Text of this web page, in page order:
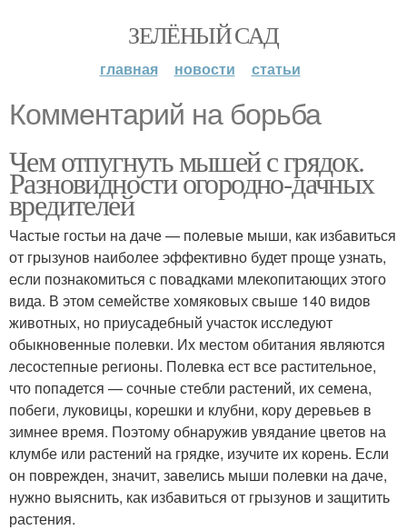
ЗЕЛЁНЫЙ САД
главная новости статьи
Комментарий на борьба
Чем отпугнуть мышей с грядок.
Разновидности огородно-дачных
вредителей
Частые гостьи на даче — полевые мыши, как избавиться
от грызунов наиболее эффективно будет проще узнать,
если познакомиться с повадками млекопитающих этого
вида. В этом семействе хомяковых свыше 140 видов
животных, но приусадебный участок исследуют
обыкновенные полевки. Их местом обитания являются
лесостепные регионы. Полевка ест все растительное,
что попадется — сочные стебли растений, их семена,
побеги, луковицы, корешки и клубни, кору деревьев в
зимнее время. Поэтому обнаружив увядание цветов на
клумбе или растений на грядке, изучите их корень. Если
он поврежден, значит, завелись мыши полевки на даче,
нужно выяснить, как избавиться от грызунов и защитить
растения.